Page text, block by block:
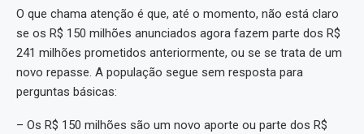
O que chama atenção é que, até o momento, não está claro
se os R$ 150 milhões anunciados agora fazem parte dos R$
241 milhões prometidos anteriormente, ou se se trata de um
novo repasse. A população segue sem resposta para
perguntas básicas:
– Os R$ 150 milhões são um novo aporte ou parte dos R$